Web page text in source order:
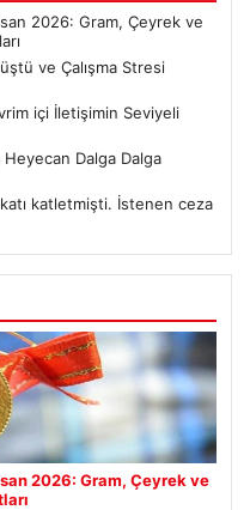
2026: Gram, Çeyrek ve
ve Çalışma Stresi
içi İletişimin Seviyeli
Heyecan Dalga Dalga
katletmişti. İstenen ceza
2026: Gram, Çeyrek ve